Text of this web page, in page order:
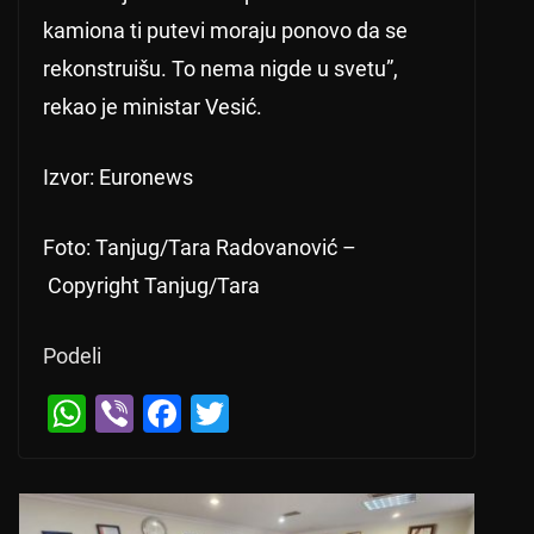
kamiona ti putevi moraju ponovo da se
rekonstruišu. To nema nigde u svetu”,
rekao je ministar Vesić.
Izvor: Euronews
Foto: Tanjug/Tara Radovanović –
Copyright Tanjug/Tara
Podeli
W
at
Vi
er
F
c
tt